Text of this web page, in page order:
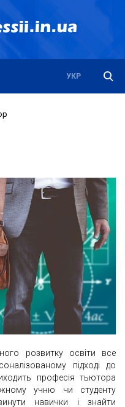
РУС
УКР
розвитку освіти все
підході до
професія тьютора
учню чи студенту
навички і знайти